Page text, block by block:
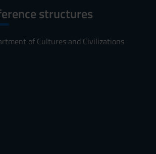
structures
of Cultures and Civilizations